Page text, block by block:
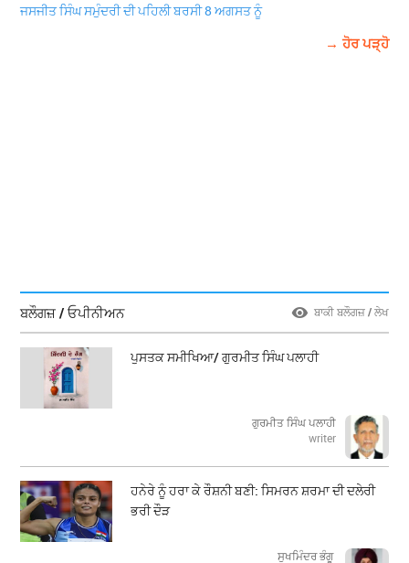
ਜਸਜੀਤ ਸਿੰਘ ਸਮੁੰਦਰੀ ਦੀ ਪਹਿਲੀ ਬਰਸੀ 8 ਅਗਸਤ ਨੂੰ
→ ਹੋਰ ਪੜ੍ਹੋ
ਬਲੌਗਜ਼ / ਓਪੀਨੀਅਨ ਬਾਕੀ ਬਲੌਗਜ਼ / ਲੇਖ
ਪੁਸਤਕ ਸਮੀਖਿਆ/ ਗੁਰਮੀਤ ਸਿੰਘ ਪਲਾਹੀ
ਗੁਰਮੀਤ ਸਿੰਘ ਪਲਾਹੀ
writer
ਹਨੇਰੇ ਨੂੰ ਹਰਾ ਕੇ ਰੌਸ਼ਨੀ ਬਣੀ: ਸਿਮਰਨ ਸ਼ਰਮਾ ਦੀ ਦਲੇਰੀ
ਭਰੀ ਦੌੜ
ਸੁਖਮਿੰਦਰ ਭੰਗੂ